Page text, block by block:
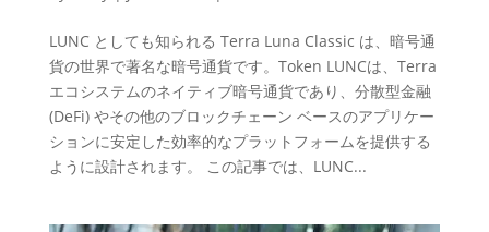
LUNC としても知られる Terra Luna Classic は、暗号通
貨の世界で著名な暗号通貨です。Token LUNCは、Terra
エコシステムのネイティブ暗号通貨であり、分散型金融
(DeFi) やその他のブロックチェーン ベースのアプリケー
ションに安定した効率的なプラットフォームを提供する
ように設計されます。 この記事では、LUNC...